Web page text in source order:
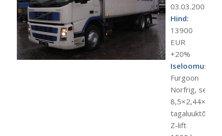
03.03.2003.a.
Hind:
13900
EUR
+20%
Iseloomustus:
Furgoon
Norfrig, seest
8,5×2,44×2,35
tagaluuktõstuk
Z-lift